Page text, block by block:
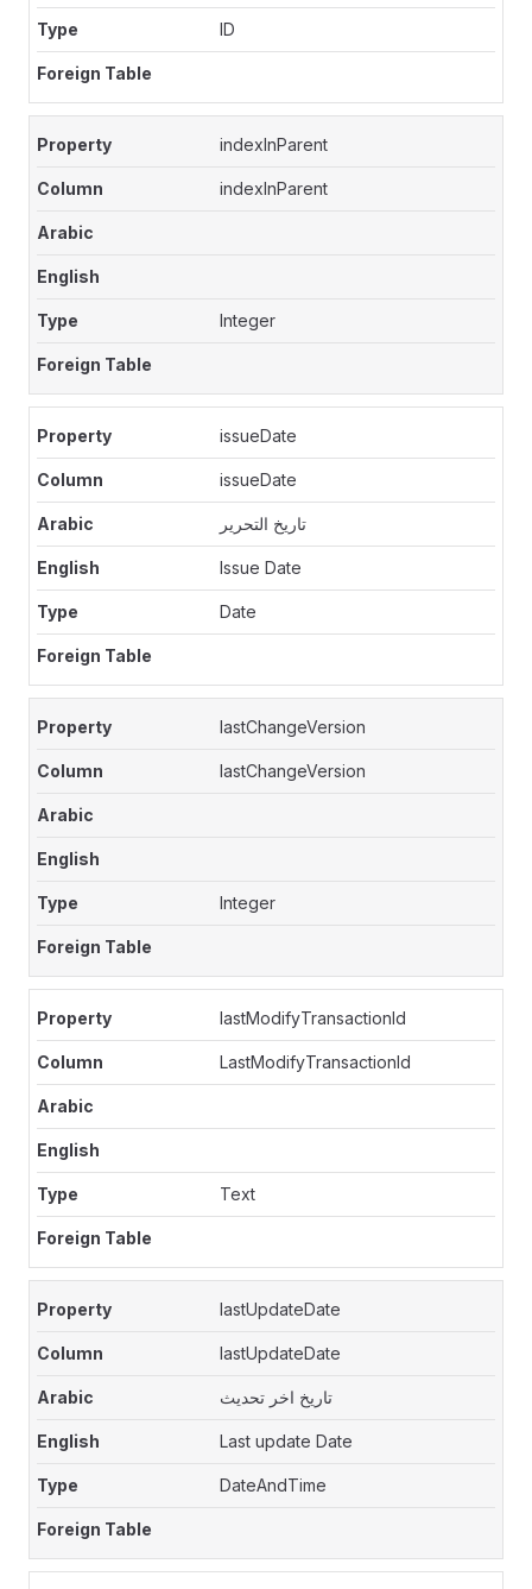
ID
indexInParent
indexInParent
Integer
issueDate
issueDate
تاريخ التحرير
Issue Date
Date
lastChangeVersion
lastChangeVersion
Integer
lastModifyTransactionId
LastModifyTransactionId
Text
lastUpdateDate
lastUpdateDate
تاريخ اخر تحديث
Last update Date
DateAndTime